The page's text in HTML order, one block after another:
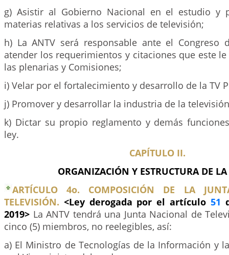
g) Asistir al Gobierno Nacional en el estudio y
materias relativas a los servicios de televisión;
h) La ANTV será responsable ante el Congreso
atender los requerimientos y citaciones que este
las plenarias y Comisiones;
i) Velar por el fortalecimiento y desarrollo de la TV
j) Promover y desarrollar la industria de la
k) Dictar su propio reglamento y demás
ley.
CAPÍTULO II.
ORGANIZACIÓN Y ESTRUCTURA DE
ARTÍCULO 4o. COMPOSICIÓN DE LA
TELEVISIÓN. <Ley derogada por el artículo 51
2019> La ANTV tendrá una Junta Nacional de
cinco (5) miembros, no reelegibles, así:
a) El Ministro de Tecnologías de la Información y